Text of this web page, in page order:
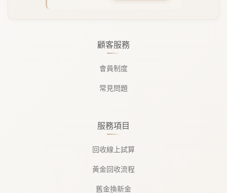
顧客服務
會員制度
常見問題
服務項目
回收線上試算
黃金回收流程
舊金換新金